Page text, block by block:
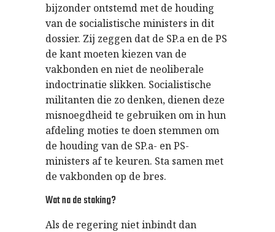
bijzonder ontstemd met de houding
van de socialistische ministers in dit
dossier. Zij zeggen dat de SP.a en de PS
de kant moeten kiezen van de
vakbonden en niet de neoliberale
indoctrinatie slikken. Socialistische
militanten die zo denken, dienen deze
misnoegdheid te gebruiken om in hun
afdeling moties te doen stemmen om
de houding van de SP.a- en PS-
ministers af te keuren. Sta samen met
de vakbonden op de bres.
Wat na de staking?
Als de regering niet inbindt dan